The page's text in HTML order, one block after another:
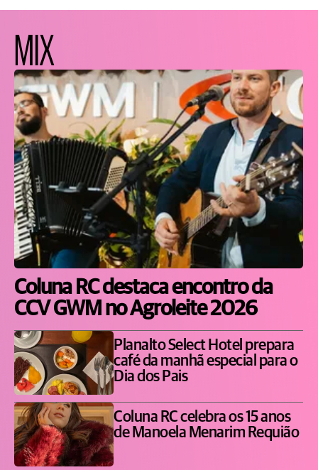
MIX
Coluna RC destaca encontro da
CCV GWM no Agroleite 2026
Planalto Select Hotel prepara
café da manhã especial para o
Dia dos Pais
Coluna RC celebra os 15 anos
de Manoela Menarim Requião